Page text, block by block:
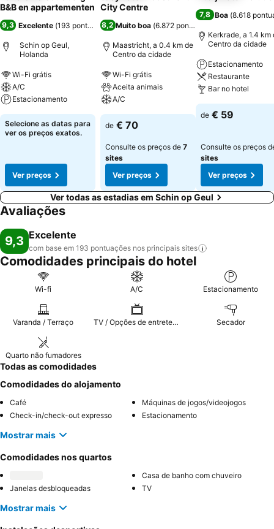
B&B en appartementen
9,3 Excelente (193 pontuações)
Schin op Geul,
Holanda
Wi-Fi grátis
A/C
Estacionamento
Selecione as datas para
ver os preços exatos.
Ver preços
City Centre
8,2 Muito boa (6.872 pontuações
Maastricht, a 0.4 km de
Centro da cidade
Wi-Fi grátis
Aceita animais
A/C
de € 70
Consulte os preços de 7
sites
Ver preços
7,8 Boa (8.618
Kerkrade, a 1.4 km
Centro da cidade
Estacionamento
Restaurante
Bar no hotel
de € 59
Consulte os preços
sites
Ver preços
Ver todas as estadias em Schin op Geul
Avaliações
9,3 Excelente
com base em 193 pontuações nos principais sites
Comodidades principais do hotel
Wi-fi A/C Estacionamento
Varanda / Terraço TV / Opções de entretenimento Secador
Quarto não fumadores
Todas as comodidades
Comodidades do alojamento
Café
Máquinas de jogos/videojogos
Check-in/check-out expresso
Estacionamento
Mostrar mais
Comodidades nos quartos
Casa de banho com chuveiro
Janelas desbloqueadas
TV
Mostrar mais